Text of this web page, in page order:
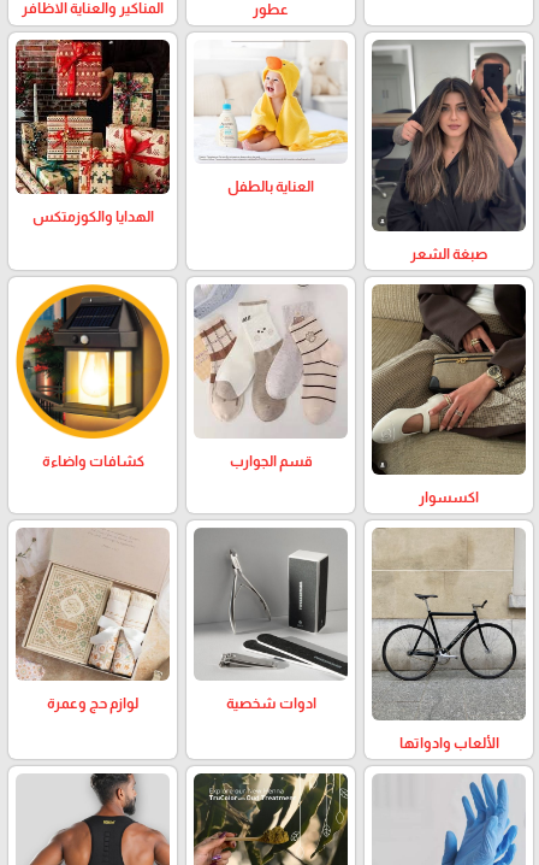
عطور المناكير والعناية الاظافر
صبغة الشعر
العناية بالطفل
الهدايا والكوزمتكس
اكسسوار
قسم الجوارب كشافات واضاءة
الألعاب وادواتها
ادوات شخصية لوازم حج وعمرة